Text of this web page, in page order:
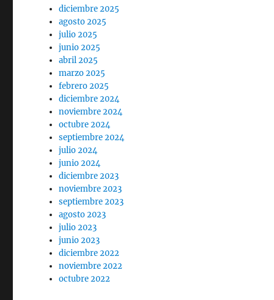
diciembre 2025
agosto 2025
julio 2025
junio 2025
abril 2025
marzo 2025
febrero 2025
diciembre 2024
noviembre 2024
octubre 2024
septiembre 2024
julio 2024
junio 2024
diciembre 2023
noviembre 2023
septiembre 2023
agosto 2023
julio 2023
junio 2023
diciembre 2022
noviembre 2022
octubre 2022